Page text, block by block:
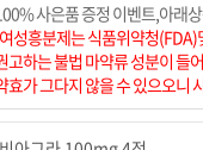
사은품 증정 이벤트,아래
성흥분제는 식품위약청
고하는 불법 마약류 성분이 들
효가 그다지 않을 수 있으오니